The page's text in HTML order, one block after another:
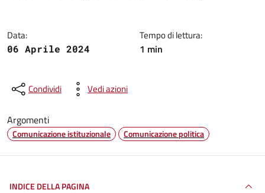
Data:
06 Aprile 2024
Tempo di lettura:
1 min
Condividi Vedi azioni
Argomenti
Comunicazione istituzionale Comunicazione politica
INDICE DELLA PAGINA